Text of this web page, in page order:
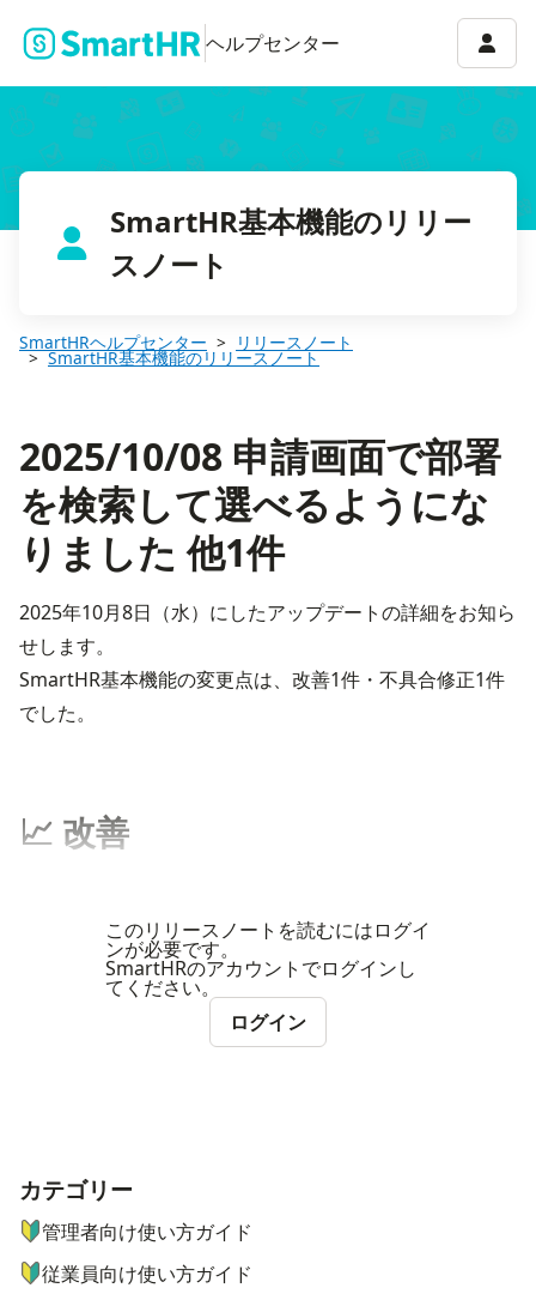
ヘルプセンター アカ
SmartHR基本機能のリリー
スノート
SmartHRヘルプセンター リリースノート
SmartHR基本機能のリリースノート
2025/10/08 申請画面で部署
を検索して選べるようにな
りました 他1件
2025年10月8日（水）にしたアップデートの詳細をお知ら
せします。
SmartHR基本機能の変更点は、改善1件・不具合修正1件
でした。
📈 改善
このリリースノートを読むにはログイ
ンが必要です。
SmartHRのアカウントでログインし
てください。
ログイン
ナビゲーションメニュー
カテゴリー
管理者向け使い方ガイド
従業員向け使い方ガイド